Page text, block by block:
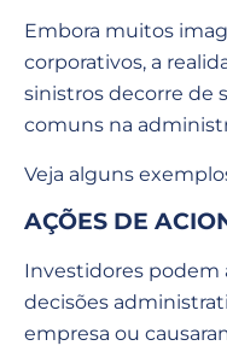
Embora muitos
corporativos, a
sinistros decorre de
comuns na
Veja alguns
AÇÕES DE
Investidores podem
decisões
empresa ou